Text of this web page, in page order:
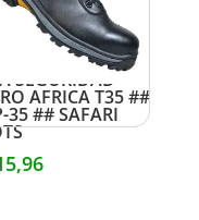
SEGURIDAD
AFRICA T35 ##
35 ## SAFARI